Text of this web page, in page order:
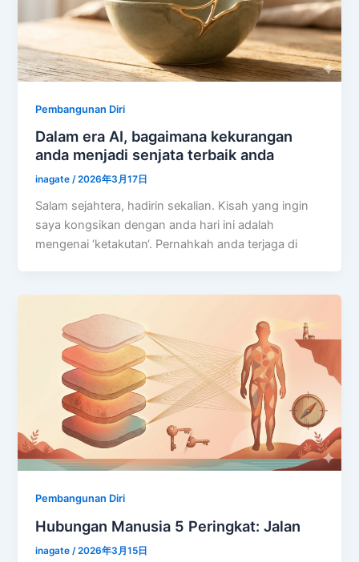
Pembangunan Diri
Dalam era AI, bagaimana kekurangan
anda menjadi senjata terbaik anda
inagate/2026年3月17日
Salam sejahtera, hadirin sekalian. Kisah yang ingin
saya kongsikan dengan anda hari ini adalah
mengenai ‘ketakutan‘. Pernahkah anda terjaga di
Pembangunan Diri
Hubungan Manusia 5 Peringkat: Jalan
inagate /2026年3月15日